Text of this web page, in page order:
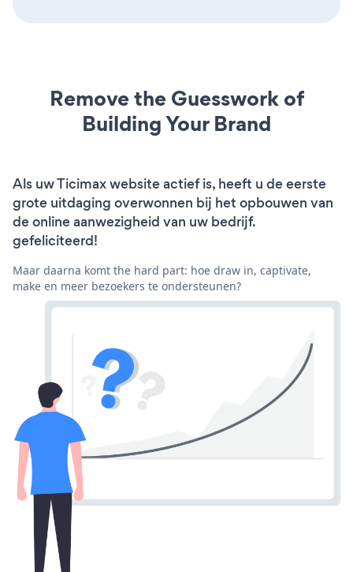
Remove the Guesswork of
Building Your Brand
Als uw Ticimax website actief is, heeft u de eerste
grote uitdaging overwonnen bij het opbouwen van
de online aanwezigheid van uw bedrijf.
gefeliciteerd!
Maar daarna komt the hard part: hoe draw in, captivate,
make en meer bezoekers te ondersteunen?